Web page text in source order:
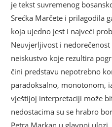
je tekst suvremenog
Srećka Marčete i prilagodila
koja ujedno jest i najveći
Neuvjerljivost i
neiskustvo koje rezultira
čini predstavu nepotrebno
paradoksalno, monotonom,
vještijoj interpretaciji može
nedostacima su se hrabro
Petra Markan u glavnoj